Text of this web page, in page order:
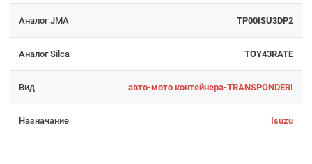
Аналог JMA TP00ISU3DP2
Аналог Silca TOY43RATE
Вид авто-мото контейнера-TRANSPONDERI
Назначание Isuzu